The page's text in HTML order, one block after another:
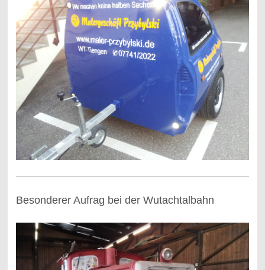
Besonderer Aufrag bei der Wutachtalbahn